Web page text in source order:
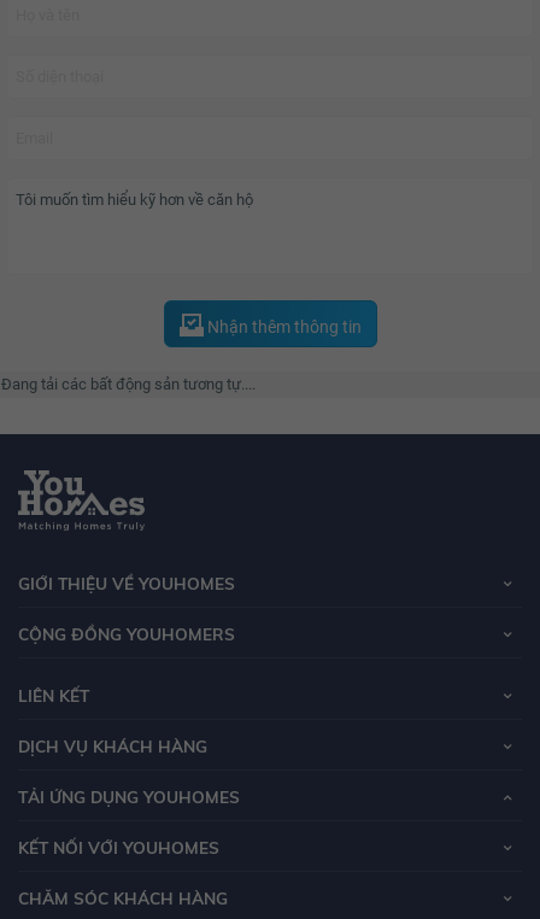
Nhận thêm thông tin
tải các bất động sản tương tự....
GIỚI THIỆU VỀ YOUHOMES
CỘNG ĐỒNG YOUHOMERS
LIÊN KẾT
DỊCH VỤ KHÁCH HÀNG
TẢI ỨNG DỤNG YOUHOMES
KẾT NỐI VỚI YOUHOMES
CHĂM SÓC KHÁCH HÀNG